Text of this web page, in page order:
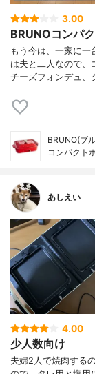
3.00
BRUNOコンパ
もう今は、一家に一
は夫と二人なので、
チーズフォンデュ、
BRUNO(ブ
コンパクト
あしえい
4.00
少人数向け
夫婦2人で焼肉する